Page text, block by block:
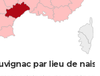
par lieu de